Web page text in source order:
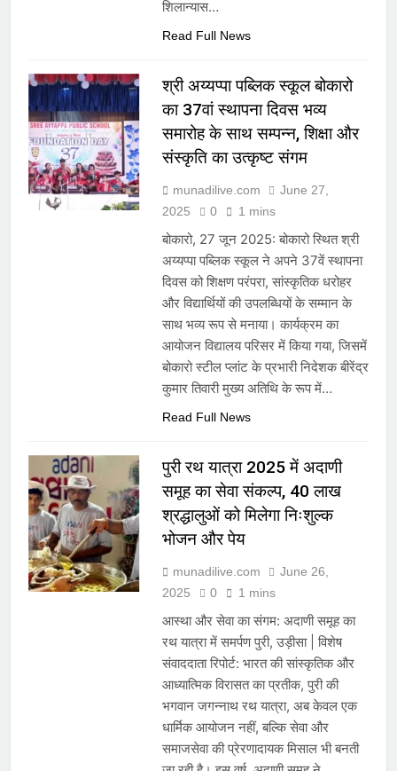
शिलान्यास…
Read Full News
श्री अय्यप्पा पब्लिक स्कूल बोकारो
का 37वां स्थापना दिवस भव्य
समारोह के साथ सम्पन्न, शिक्षा और
संस्कृति का उत्कृष्ट संगम
munadilive.com
June 27,
2025
0 1 mins
बोकारो, 27 जून 2025: बोकारो स्थित श्री
अय्यप्पा पब्लिक स्कूल ने अपने 37वें स्थापना
दिवस को शिक्षण परंपरा, सांस्कृतिक धरोहर
और विद्यार्थियों की उपलब्धियों के सम्मान के
साथ भव्य रूप से मनाया। कार्यक्रम का
आयोजन विद्यालय परिसर में किया गया, जिसमें
बोकारो स्टील प्लांट के प्रभारी निदेशक बीरेंद्र
कुमार तिवारी मुख्य अतिथि के रूप में…
Read Full News
पुरी रथ यात्रा 2025 में अदाणी
समूह का सेवा संकल्प, 40 लाख
श्रद्धालुओं को मिलेगा निःशुल्क
भोजन और पेय
munadilive.com
June 26,
2025
0 1 mins
आस्था और सेवा का संगम: अदाणी समूह का
रथ यात्रा में समर्पण पुरी, उड़ीसा | विशेष
संवाददाता रिपोर्ट: भारत की सांस्कृतिक और
आध्यात्मिक विरासत का प्रतीक, पुरी की
भगवान जगन्नाथ रथ यात्रा, अब केवल एक
धार्मिक आयोजन नहीं, बल्कि सेवा और
समाजसेवा की प्रेरणादायक मिसाल भी बनती